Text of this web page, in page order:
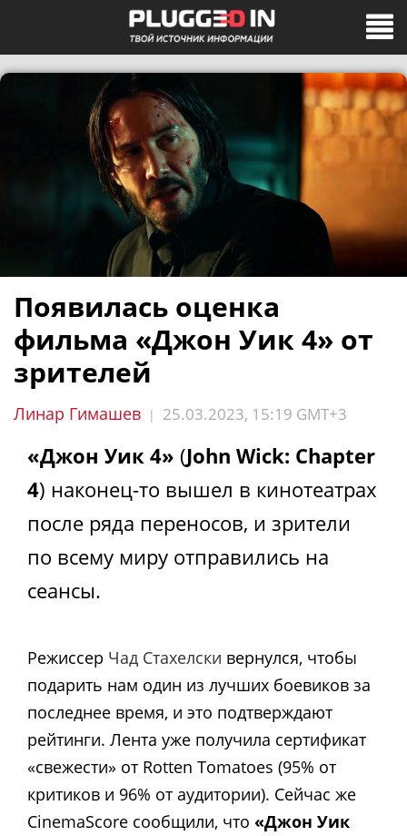
Появилась оценка
фильма «Джон Уик 4» от
зрителей
Линар Гимашев | 25.03.2023, 15:19 GMT+3
«Джон Уик 4» (John Wick: Chapter
4) наконец-то вышел в кинотеатрах
после ряда переносов, и зрители
по всему миру отправились на
сеансы.
Режиссер Чад Стахелски вернулся, чтобы
подарить нам один из лучших боевиков за
последнее время, и это подтверждают
рейтинги. Лента уже получила сертификат
«свежести» от Rotten Tomatoes (95% от
критиков и 96% от аудитории). Сейчас же
CinemaScore сообщили, что «Джон Уик